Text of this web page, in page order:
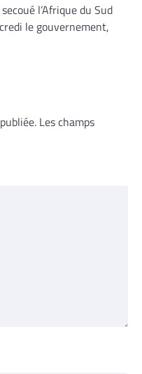
l’Afrique du Sud
le gouvernement,
Les champs